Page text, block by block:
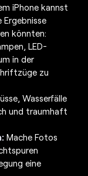
iPhone kannst
Ergebnisse
könnten:
LED-
in der
zu
Wasserfälle
und traumhaft
Mache Fotos
eine